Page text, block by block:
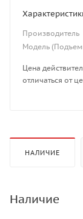
Производитель
Модель
Цена
отличаться от
НАЛИЧИЕ
Наличие